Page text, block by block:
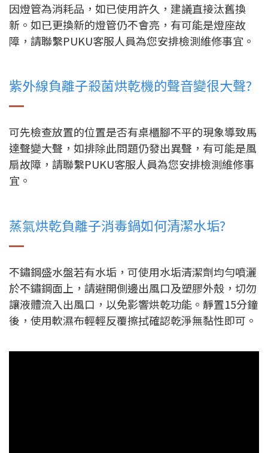
因燈管為消耗品，如已使用許久，建議直接汰舊換
新。如已更換新的燈管仍不會亮，有可能是燈座故
障，請聯繫PUKU客服人員為您安排檢測維修事宜。
紫外線負離子殺菌烘乾機的聲音變很大聲?
可先檢查放置的位置是否有桌櫃腳不平的現象導致馬
達聲變大聲，如排除此問題仍發出異聲，有可能是風
扇故障，請聯繫PUKU客服人員為您安排檢測維修事
宜。
蒸氣烘乾負離子消毒鍋如何清潔水垢?
不鏽鋼盛水盤若有水垢，可使用水垢清潔劑均勻噴灑
於不鏽鋼面上，請避開側邊出風口及塑膠外殼，切勿
讓液體流入出風口，以免影響烘乾功能。靜置15分鐘
後，使用軟濕布輕輕反覆擦拭確認乾淨無黏性即可。